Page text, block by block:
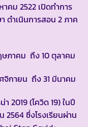
ม 2522 เปิดทำการ
ดำเนินการสอน 2 ภาค
คม ถึง 10 ตุลาคม
ยน ถึง 31 มีนาคม
2019 (โควิด 19) ในปี
2564 ซึ่งโรงเรียนผ่าน